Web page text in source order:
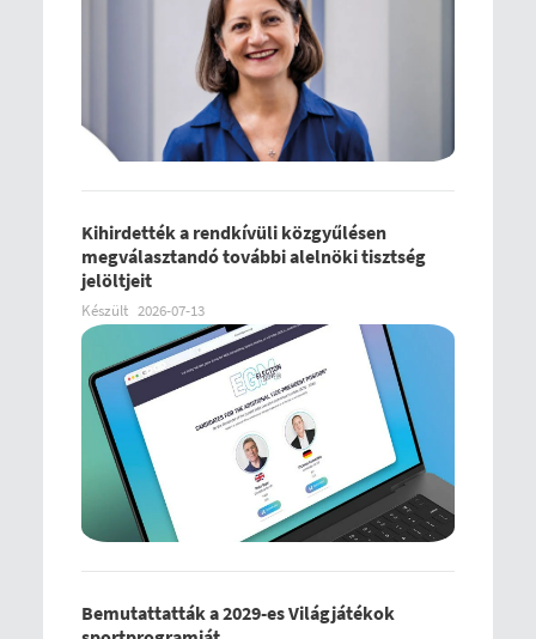
Kihirdették a rendkívüli közgyűlésen
megválasztandó további alelnöki tisztség
jelöltjeit
Készült 2026-07-13
Bemutattatták a 2029-es Világjátékok